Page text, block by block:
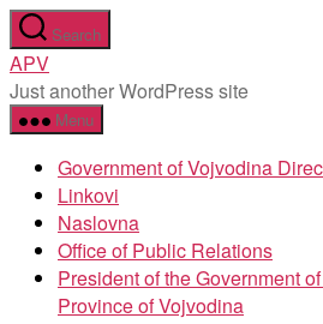
Skip
to
the
content
Search
APV
Just another WordPress site
Menu
Government of Vojvodina
Linkovi
Naslovna
Office of Public Relations
President of the Government
Province of Vojvodina